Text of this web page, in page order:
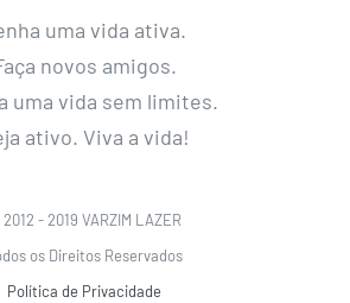
uma vida ativa.
novos amigos.
uma vida sem limites.
ativo. Viva a vida!
- 2019 VARZIM LAZER
os Direitos Reservados
Política de Privacidade